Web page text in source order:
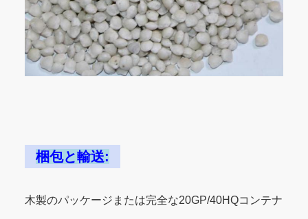
梱包と輸送:
木製のパッケージまたは完全な20GP/40HQコンテナ